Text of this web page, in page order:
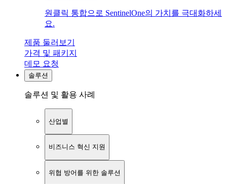
원클릭 통합으로 SentinelOne의 가치를 극대화하세
요.
제품 둘러보기
가격 및 패키지
데모 요청
솔루션
솔루션 및 활용 사례
산업별
비즈니스 혁신 지원
위협 방어를 위한 솔루션